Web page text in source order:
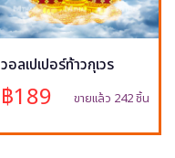
วอลเปเปอร์ท้าวกุเวร
฿189 ขายแล้ว 242 ชิ้น